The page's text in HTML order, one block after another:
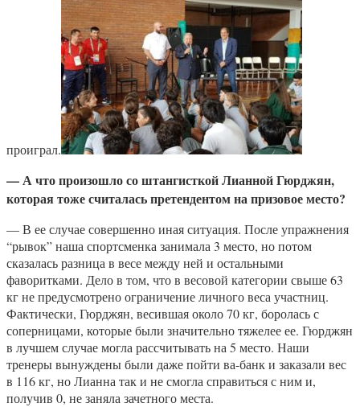
проиграл.
— А что произошло со штангисткой Лианной Гюрджян,
которая тоже считалась претендентом на призовое место?
— В ее случае совершенно иная ситуация. После упражнения
“рывок” наша спортсменка занимала 3 место, но потом
сказалась разница в весе между ней и остальными
фаворитками. Дело в том, что в весовой категории свыше 63
кг не предусмотрено ограничение личного веса участниц.
Фактически, Гюрджян, весившая около 70 кг, боролась с
соперницами, которые были значительно тяжелее ее. Гюрджян
в лучшем случае могла рассчитывать на 5 место. Наши
тренеры вынуждены были даже пойти ва-банк и заказали вес
в 116 кг, но Лианна так и не смогла справиться с ним и,
получив 0, не заняла зачетного места.